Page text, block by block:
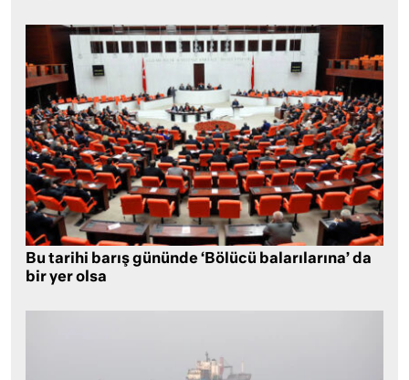
Bu tarihi barış gününde ‘Bölücü balarılarına’ da
bir yer olsa